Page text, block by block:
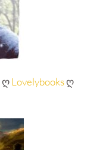
ღLovelybooksღ